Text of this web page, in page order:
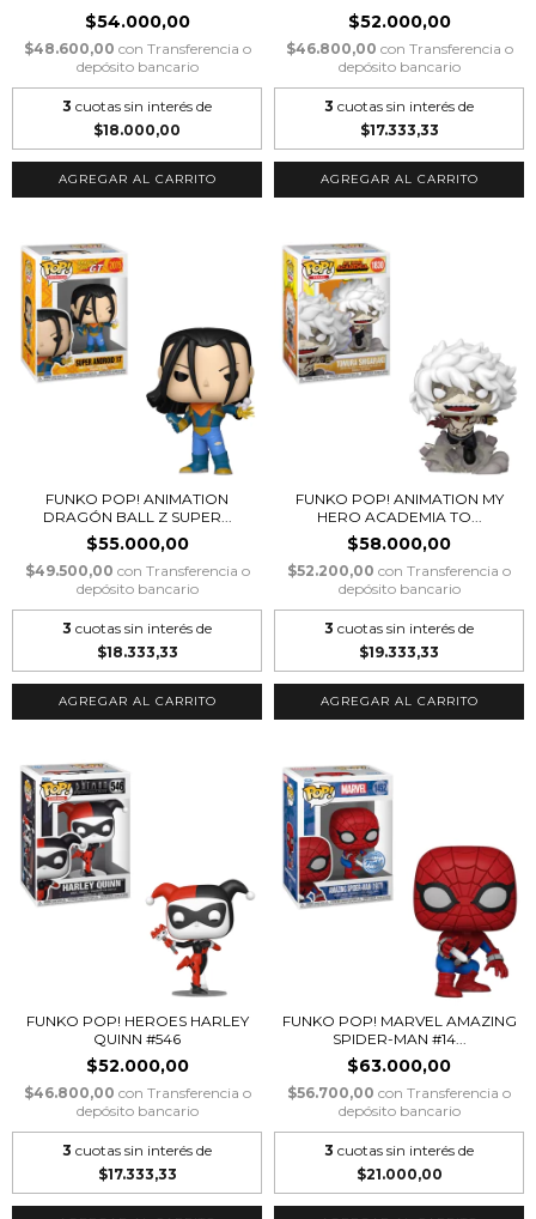
$54.000,00
$48.600,00 con Transferencia o
depósito bancario
3 cuotas sin interés de
$18.000,00
$52.000,00
$46.800,00 con Transferencia o
depósito bancario
3 cuotas sin interés de
$17.333,33
FUNKO POP! ANIMATION
DRAGÓN BALL Z SUPER...
$55.000,00
$49.500,00 con Transferencia o
depósito bancario
3 cuotas sin interés de
$18.333,33
FUNKO POP! ANIMATION MY
HERO ACADEMIA TO...
$58.000,00
$52.200,00 con Transferencia o
depósito bancario
3 cuotas sin interés de
$19.333,33
FUNKO POP! HEROES HARLEY
QUINN #546
$52.000,00
$46.800,00 con Transferencia o
depósito bancario
3 cuotas sin interés de
$17.333,33
FUNKO POP! MARVEL AMAZING
SPIDER-MAN #14...
$63.000,00
$56.700,00 con Transferencia o
depósito bancario
3 cuotas sin interés de
$21.000,00